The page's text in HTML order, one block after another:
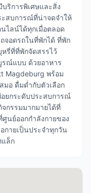
ริการพิเศษและสิ่ง
ะสบการณ์ที่น่าจดจำให้
ไลน์ได้ทุกเมื่อตลอด
จอดรถในที่พักได้ ที่พัก
รี่ที่ที่พักจัดสรรไว้
รณ์แบบ ด้วยอาหาร
Magdeburg พร้อม
มอ ดื่มด่ำกับตัวเลือก
ยกระดับประสบการณ์
กรรมมากมายได้ที่
นย์ออกกำลังกายของ
กายเป็นประจำทุกวัน
แล็ก